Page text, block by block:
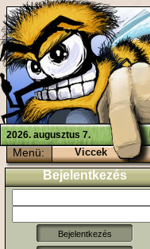
2026. augusztus 7.
Menü: Viccek
Bejelentkezés